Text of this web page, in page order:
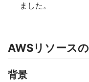
ました。
AWSリソース
背景